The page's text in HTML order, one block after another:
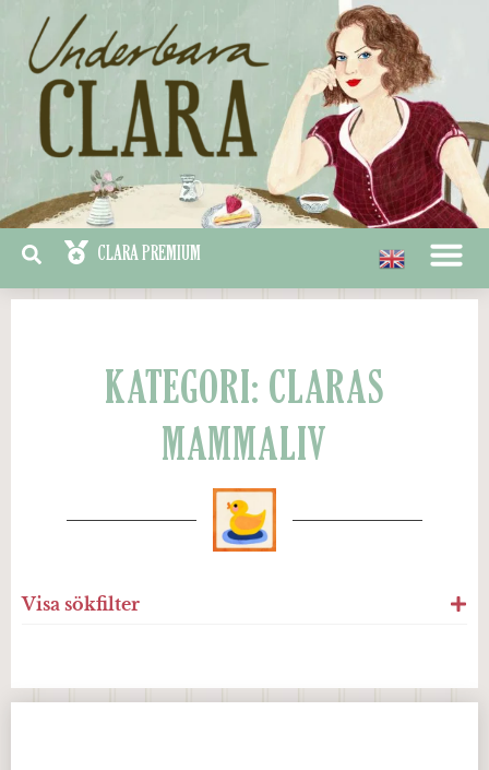
KATEGORI: CLARAS
MAMMALIV
Visa sökfilter